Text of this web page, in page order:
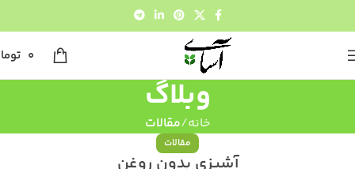
0
وبلاگ
خانه مقالات
مقالات
آشپزی بدون روغن